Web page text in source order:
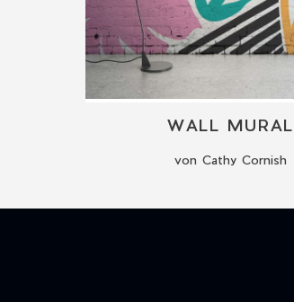
WALL MURAL
von Cathy Cornish